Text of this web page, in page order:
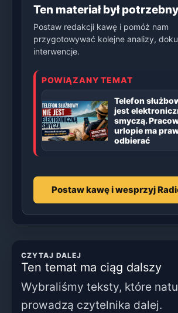
Ten materiał był
Postaw redakcji kawę i pomóż nam
przygotowywać kolejne analizy,
interwencje.
POWIĄZANY TEMAT
Telefon
jest
smyczą.
urlopie ma
odbierać
Postaw kawę i wesprzyj
CZYTAJ DALEJ
Ten temat ma ciąg dalszy
Wybraliśmy teksty, które
prowadzą czytelnika dalej.